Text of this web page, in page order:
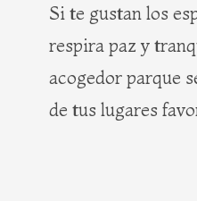
Si te gustan los
respira paz y
acogedor parque
de tus lugares